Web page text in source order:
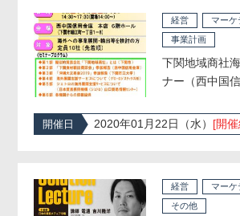
経営
マーケ
事業計画
下関地域商社
ナー（西中国信
開催日 2020年01月22日（水） [開
経営 マーケ
その他